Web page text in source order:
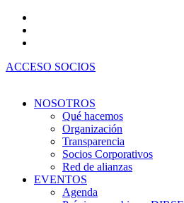
contenido
ACCESO SOCIOS
NOSOTROS
Qué hacemos
Organización
Transparencia
Socios Corporativos
Red de alianzas
EVENTOS
Agenda